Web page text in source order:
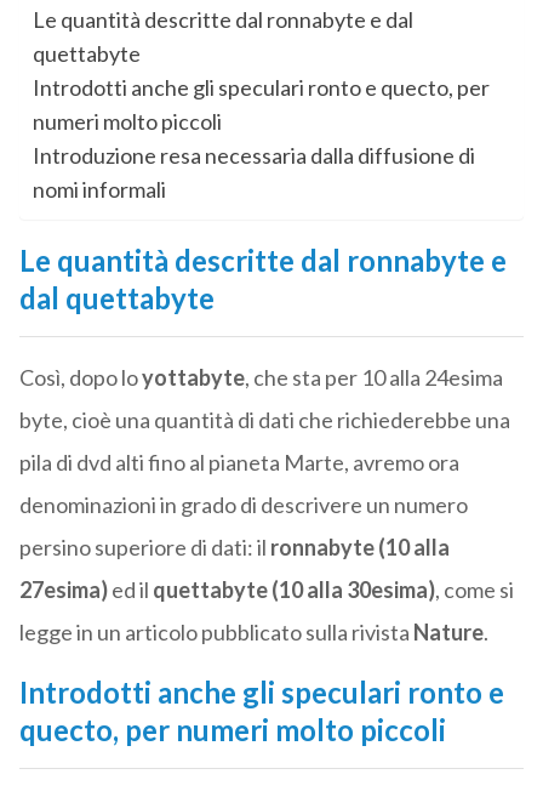
Le quantità descritte dal ronnabyte e dal
quettabyte
Introdotti anche gli speculari ronto e quecto, per
numeri molto piccoli
Introduzione resa necessaria dalla diffusione di
nomi informali
Le quantità descritte dal ronnabyte e
dal quettabyte
Così, dopo loyottabyte, che sta per 10 alla 24esima
byte, cioè una quantità di dati che richiederebbe una
pila di dvd alti fino al pianeta Marte, avremo ora
denominazioni in grado di descrivere un numero
persino superiore di dati: il ronnabyte (10 alla
27esima)ed il quettabyte (10 alla 30esima), come si
legge in un articolo pubblicato sulla rivista Nature.
Introdotti anche gli speculari ronto e
quecto, per numeri molto piccoli